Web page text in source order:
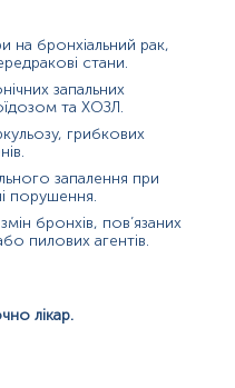
10%
у
, вид операції.
надати відповідне
на бронхіальний рак,
стани.
запальних
та ХОЗЛ.
грибкових
запалення при
порушення.
бронхів, пов’язаних
пилових агентів.
лікар.